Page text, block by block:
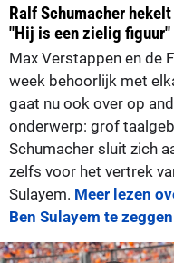
Ralf Schumacher
"Hij is een zielig figuur"
Max Verstappen en de
week behoorlijk met
gaat nu ook over op
onderwerp: grof
Schumacher sluit zich
zelfs voor het vertrek
Sulayem. Meer lezen
Ben Sulayem te